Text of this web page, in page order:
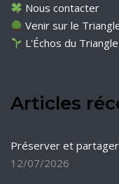
Nous contacter
Venir sur le
L'Échos du Triangle
Articles
Préserver et
12/07/2026